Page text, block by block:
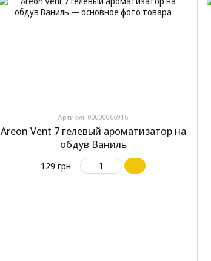
Артикул: 00000066916
Areon Vent 7 гелевый ароматизатор на
обдув Ваниль
129 грн